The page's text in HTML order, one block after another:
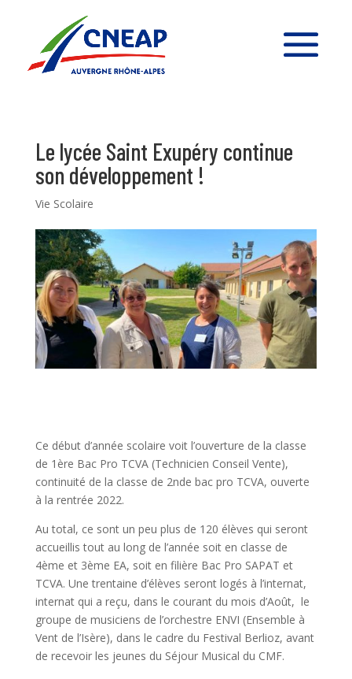
Le lycée Saint Exupéry continue
son développement !
Vie Scolaire
Ce début d’année scolaire voit l’ouverture de la classe
de 1ère Bac Pro TCVA (Technicien Conseil Vente),
continuité de la classe de 2nde bac pro TCVA, ouverte
à la rentrée 2022.
Au total, ce sont un peu plus de 120 élèves qui seront
accueillis tout au long de l’année soit en classe de
4ème et 3ème EA, soit en filière Bac Pro SAPAT et
TCVA. Une trentaine d’élèves seront logés à l’internat,
internat qui a reçu, dans le courant du mois d’Août, le
groupe de musiciens de l’orchestre ENVI (Ensemble à
Vent de l’Isère), dans le cadre du Festival Berlioz, avant
de recevoir les jeunes du Séjour Musical du CMF.